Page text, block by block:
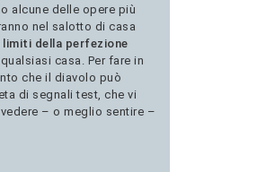
alcune delle opere più
nel salotto di casa
limiti della perfezione
casa. Per fare in
che il diavolo può
di segnali test, che vi
– o meglio sentire –